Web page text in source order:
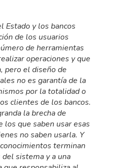
Estado y los bancos
de los usuarios
de herramientas
operaciones y que
pero el diseño de
no es garantía de la
por la totalidad o
clientes de los bancos.
la brecha de
los que saben usar esas
no saben usarla. Y
terminan
sistema y a una